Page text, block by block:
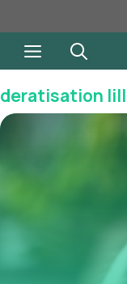
au
contenuMenu
deratisation